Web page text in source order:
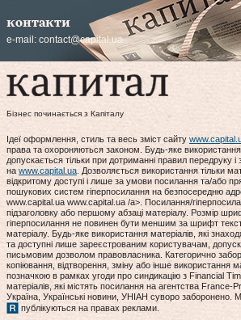
контакти
e-mail: contact@capital.ua
Бізнес починається з Капіталу
Ідеї оформлення, стиль та весь зміст сайту
права та охороняються законом. Будь-яке використання
допускається тільки при дотриманні правил передруку і
на www.capital.ua . Дозволяється використання тільки
відкритому доступі і лише за умови посилання та/або
пошукових систем гіперпосилання на безпосередню
www.capital.ua www.capital.ua /a>. Посилання/
підзаголовку або першому абзаці матеріалу. Розмір
гіперпосилання не повинен бути меншим за шрифт
матеріалу. Будь-яке використання матеріалів, які
та доступні лише зареєстрованим користувачам,
письмовим дозволом правовласника. Категорично
копіювання, відтворення, зміну або інше використання
позначкою в рамках угоди про синдикацію з Financial
матеріалів, які містять посилання на агентства
Україна, Українські новини, УНІАН суворо заборонено.
публікуються на правах реклами.